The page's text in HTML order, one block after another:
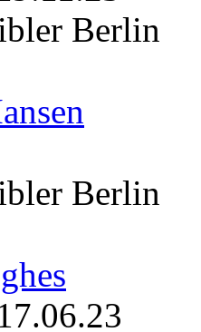
Berlin
Berlin